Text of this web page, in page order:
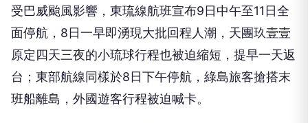
受巴威颱風影響，東琉線航班宣布9日中午至11日全
面停航，8日一早即湧現大批回程人潮，天團玖壹壹
原定四天三夜的小琉球行程也被迫縮短，提早一天返
台；東部航線同樣於8日下午停航，綠島旅客搶搭末
班船離島，外國遊客行程被迫喊卡。